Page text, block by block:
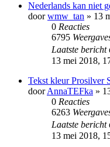
Nederlands kan niet
doorwmw_tan » 13
0 Reacties
6795
Laatste bericht
13 mei 2018,
Tekst kleur Prosilver
doorAnnaTEFka »
0 Reacties
6263
Laatste bericht
13 mei 2018,